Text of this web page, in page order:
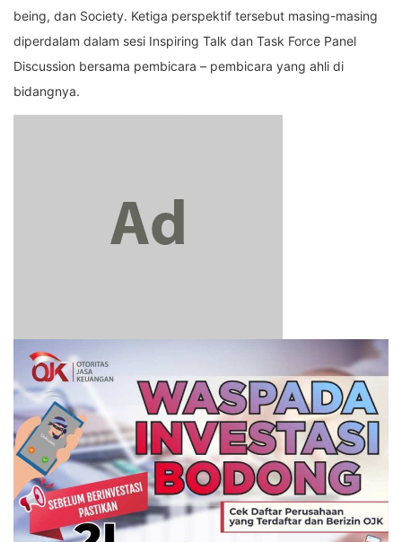
being, dan Society. Ketiga perspektif tersebut masing-masing
diperdalam dalam sesi Inspiring Talk dan Task Force Panel
Discussion bersama pembicara – pembicara yang ahli di
bidangnya.